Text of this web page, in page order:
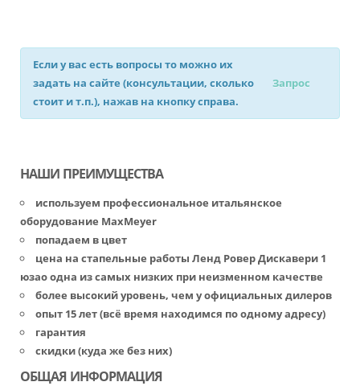
Если у вас есть вопросы то можно их
задать на сайте (консультации, сколько
стоит и т.п.), нажав на кнопку справа.
Запрос
НАШИ ПРЕИМУЩЕСТВА
используем профессиональное итальянское
оборудование MaxMeyer
попадаем в цвет
цена на стапельные работы Ленд Ровер Дискавери 1
юзао одна из самых низких при неизменном качестве
более высокий уровень, чем у официальных дилеров
опыт 15 лет (всё время находимся по одному адресу)
гарантия
скидки (куда же без них)
ОБЩАЯ ИНФОРМАЦИЯ